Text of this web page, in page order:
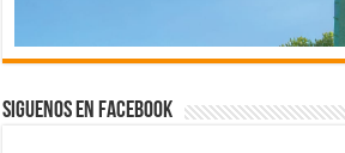
Siguenos en Facebook